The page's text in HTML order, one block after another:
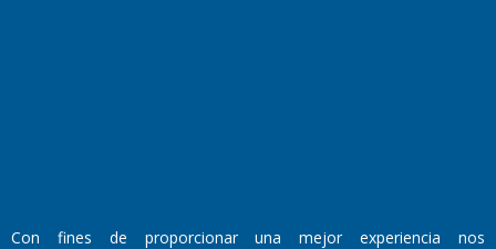
Con fines de proporcionar una mejor experiencia nos